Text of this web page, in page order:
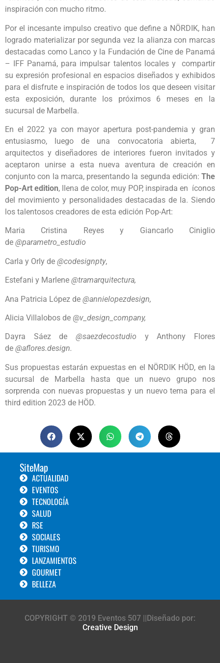
inspiración con mucho ritmo.
Por el incesante impulso creativo que define a NÖRDIK, han
logrado materializar por segunda vez la alianza con marcas
destacadas como Lanco y la Fundación de Cine de Panamá
– IFF Panamá, para impulsar talentos locales y compartir
su expresión profesional en espacios diseñados y exhibidos
para el disfrute e inspiración de todos los que deseen visitar
esta exposición, durante los próximos 6 meses en la
sucursal de Marbella.
En el 2022 ya con mayor apertura post-pandemia y gran
entusiasmo, luego de una convocatoria abierta, 7
arquitectos y diseñadores de interiores fueron invitados y
aceptaron unirse a esta nueva aventura de creación en
conjunto con la marca, presentando la segunda edición: The
Pop-Art edition, llena de color, muy POP, inspirada en íconos
del movimiento y personalidades destacadas de la. Siendo
los talentosos creadores de esta edición Pop-Art:
Maria Cristina Reyes y Giancarlo Ciniglio
de @parametro_estudio
Carla y Orly de @codesignpty,
Estefani y Marlene @tramarquitectura,
Ana Patricia López de @annielopezdesign,
Alicia Villalobos de @v_design_company,
Dayra Sáez de @saezdecostudio y Anthony Flores
de @aflores.design.
Sus propuestas estarán expuestas en el NÖRDIK HÖD, en la
sucursal de Marbella hasta que un nuevo grupo nos
sorprenda con nuevas propuestas y un nuevo tema para el
third edition 2023 de HÖD.
SiteMap
ACTUALIDAD
EVENTOS
TECNOLOGÍA
SALUD
RSE
SOCIALES
TURISMO
LANZAMIENTOS
GOURMET
BELLEZA
COPYRIGHT © 2019 Eventos 507 ||Diseñado por:
Creative Design